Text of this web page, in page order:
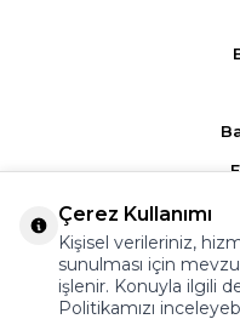
Çerez Kullanımı
Kişisel verileriniz,
sunulması için
işlenir. Konuyla ilgili
Politikamızı